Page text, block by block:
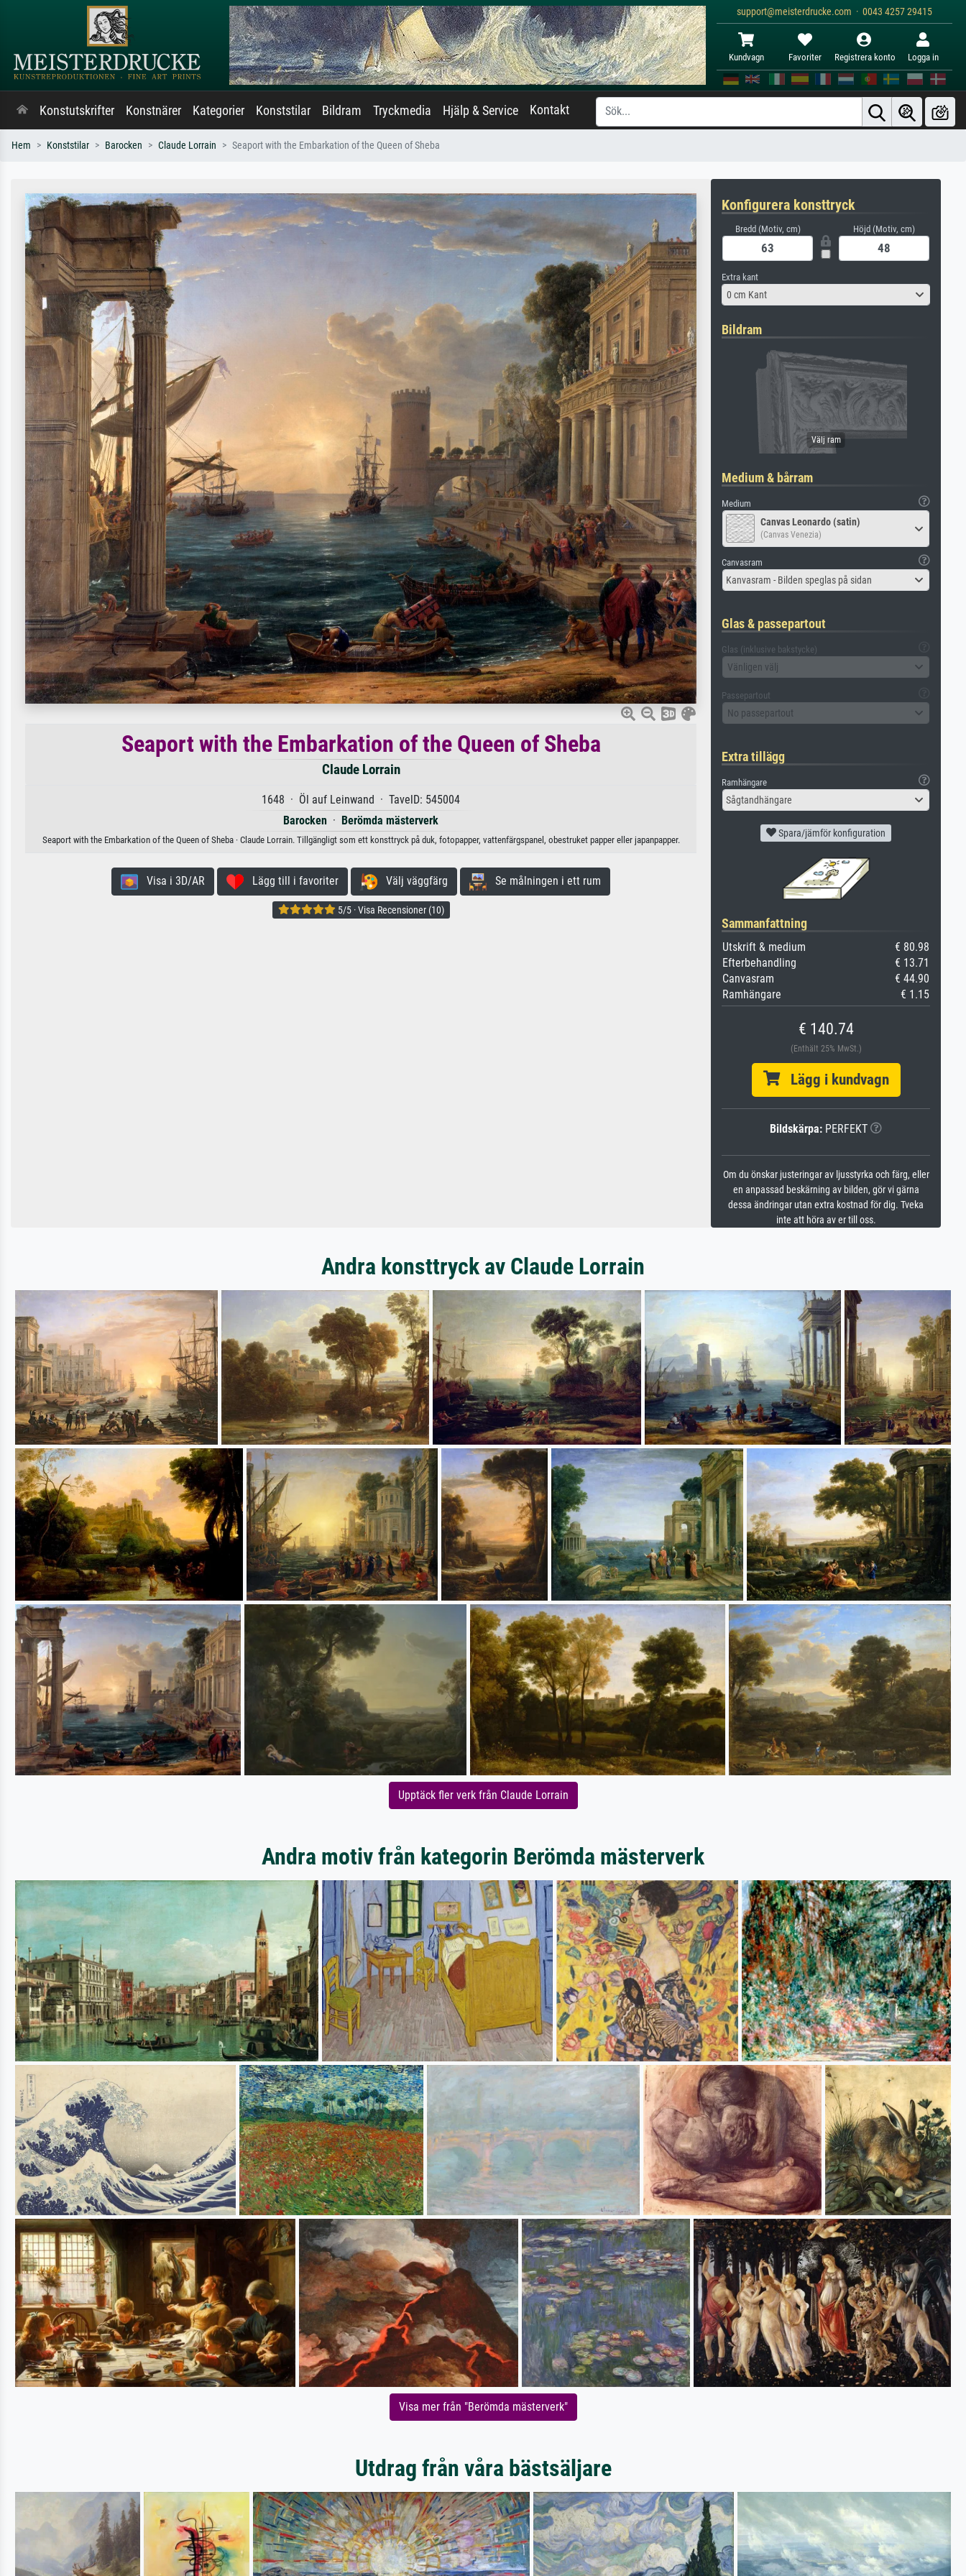
support@meisterdrucke.com · 0043 4257 29415
Kundvagn Favoriter Registrera konto Logga in
Konstutskrifter Konstnärer Kategorier Konststilar Bildram Tryckmedia Hjälp & Service Kontakt
Hem Konststilar Barocken Claude Lorrain Seaport with the Embarkation of the Queen of Sheba
Seaport with the Embarkation of the Queen of Sheba
Claude Lorrain
1648 · Öl auf Leinwand · TavelD: 545004
Barocken · Berömda mästerverk
Seaport with the Embarkation of the Queen of Sheba · Claude Lorrain. Tillgängligt som ett konsttryck på duk, fotopapper, vattenfärgspanel, obestruket papper eller japanpapper.
Visa i 3D/AR Lägg till i favoriter Välj väggfärg Se målningen i ett rum
5/5 · Visa Recensioner (10)
Konfigurera konsttryck
Bredd (Motiv, cm) Höjd (Motiv, cm)
Extra kant
0 cm Kant
Bildram
Medium & bårram
Medium
Canvas Leonardo (satin)
(Canvas Venezia)
Canvasram
Kanvasram - Bilden speglas på sidan
Glas & passepartout
Glas (inklusive bakstycke)
Vänligen välj
Passepartout
No passepartout
Extra tillägg
Ramhängare
Sågtandhängare
Spara/jämför konfiguration
Sammanfattning
Utskrift & medium
€ 80.98
Efterbehandling
€ 13.71
Canvasram
€ 44.90
Ramhängare
€ 1.15
€ 140.74
(Enthält 25% MwSt.)
Lägg i kundvagn
Bildskärpa: PERFEKT
Om du önskar justeringar av ljusstyrka och färg, eller
en anpassad beskärning av bilden, gör vi gärna
dessa ändringar utan extra kostnad för dig. Tveka
inte att höra av er till oss.
Andra konsttryck av Claude Lorrain
Upptäck fler verk från Claude Lorrain
Andra motiv från kategorin Berömda mästerverk
Visa mer från "Berömda mästerverk"
Utdrag från våra bästsäljare